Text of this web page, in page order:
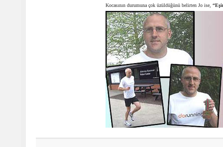
Kocasının durumuna çok üzüldüğünü belirten Jo ise,